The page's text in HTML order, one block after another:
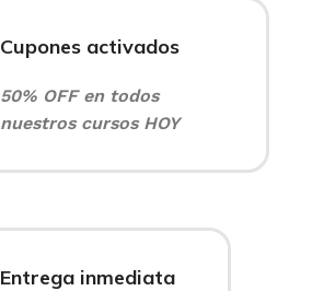
Cupones activados
50% OFF en todos
nuestros cursos HOY
Entrega inmediata